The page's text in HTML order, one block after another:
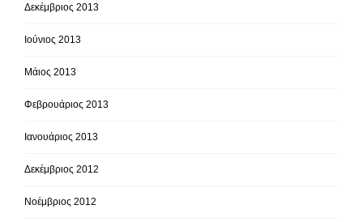
Δεκέμβριος 2013
Ιούνιος 2013
Μάιος 2013
Φεβρουάριος 2013
Ιανουάριος 2013
Δεκέμβριος 2012
Νοέμβριος 2012